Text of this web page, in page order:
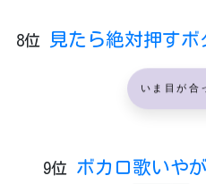
8位 見たら絶対押すボ
いま目が合
9位 ボカロ歌いや